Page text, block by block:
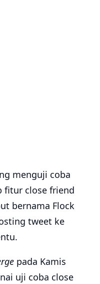
menguji coba
fitur close friend
bernama Flock
tweet ke
pada Kamis
uji coba close